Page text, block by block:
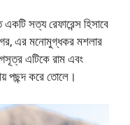
সত্য রেফারেন্স হিসাবে
এর মনোমুগ্ধকর মশলার
এটিকে রাম এবং
পছন্দ করে তোলে।